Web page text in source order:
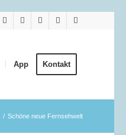
App Kontakt
/ Schöne neue Fernsehwelt